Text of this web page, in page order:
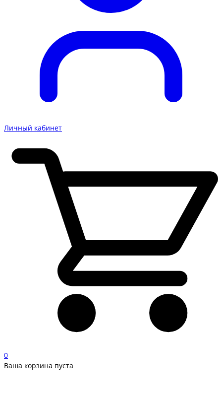
Личный кабинет
0
Ваша корзина пуста